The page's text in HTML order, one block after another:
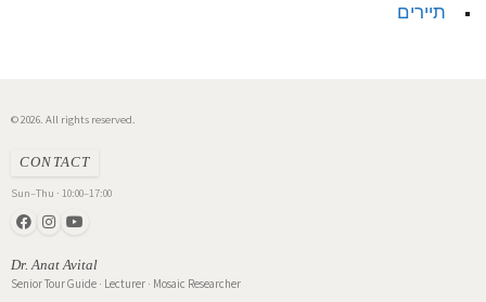
תיירים
© 2026. All rights reserved.
CONTACT
Sun–Thu · 10:00–17:00
Dr. Anat Avital
Senior Tour Guide · Lecturer · Mosaic Researcher